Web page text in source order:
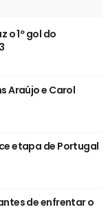
o 1º gol do
Araújo e Carol
etapa de Portugal
de enfrentar o